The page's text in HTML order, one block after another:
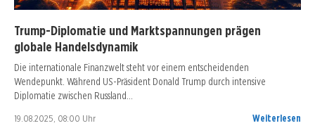
Trump-Diplomatie und Marktspannungen prägen
globale Handelsdynamik
Die internationale Finanzwelt steht vor einem entscheidenden
Wendepunkt. Während US-Präsident Donald Trump durch intensive
Diplomatie zwischen Russland…
19.08.2025, 08:00 Uhr Weiterlesen